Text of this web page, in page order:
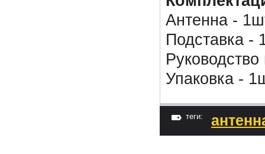
Антенна -
Подставка -
Упаковка -
теги: